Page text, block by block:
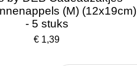
(M) (12x19cm)
- 5 stuks
€ 1,39